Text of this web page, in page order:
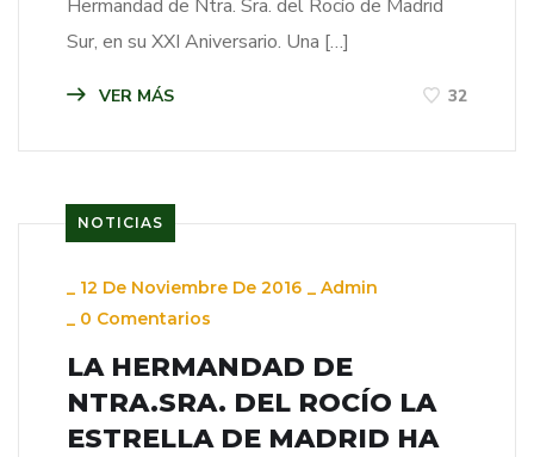
Hermandad de Ntra. Sra. del Rocío de Madrid
Sur, en su XXI Aniversario. Una […]
VER MÁS 32
NOTICIAS
_ 12 De Noviembre De 2016 _ Admin
_ 0 Comentarios
LA HERMANDAD DE
NTRA.SRA. DEL ROCÍO LA
ESTRELLA DE MADRID HA